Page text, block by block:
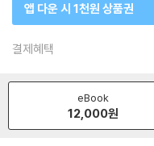
앱 다운 시 1천원 상품권
결제혜택
eBook
12,000원